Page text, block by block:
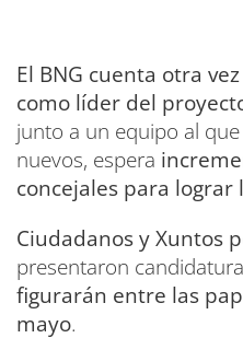
El BNG cuenta otra
como líder del
junto a un equipo al
nuevos, espera
concejales para
Ciudadanos y Xuntos
presentaron
figurarán entre las
mayo.